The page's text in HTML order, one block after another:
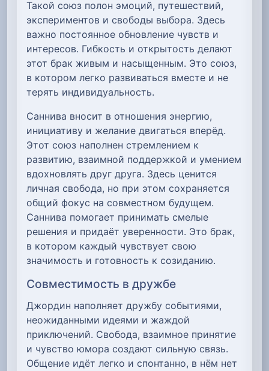
Такой союз полон эмоций, путешествий,
экспериментов и свободы выбора. Здесь
важно постоянное обновление чувств и
интересов. Гибкость и открытость делают
этот брак живым и насыщенным. Это союз,
в котором легко развиваться вместе и не
терять индивидуальность.
Саннива вносит в отношения энергию,
инициативу и желание двигаться вперёд.
Этот союз наполнен стремлением к
развитию, взаимной поддержкой и умением
вдохновлять друг друга. Здесь ценится
личная свобода, но при этом сохраняется
общий фокус на совместном будущем.
Саннива помогает принимать смелые
решения и придаёт уверенности. Это брак,
в котором каждый чувствует свою
значимость и готовность к созиданию.
Совместимость в дружбе
Джордин наполняет дружбу событиями,
неожиданными идеями и жаждой
приключений. Свобода, взаимное принятие
и чувство юмора создают сильную связь.
Общение идёт легко и спонтанно, в нём нет